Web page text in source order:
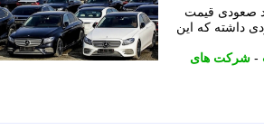
صعودی قیمت
داشته که این
- شرکت های